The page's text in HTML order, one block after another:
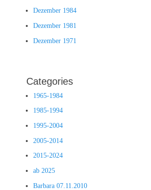
Dezember 1984
Dezember 1981
Dezember 1971
Categories
1965-1984
1985-1994
1995-2004
2005-2014
2015-2024
ab 2025
Barbara 07.11.2010